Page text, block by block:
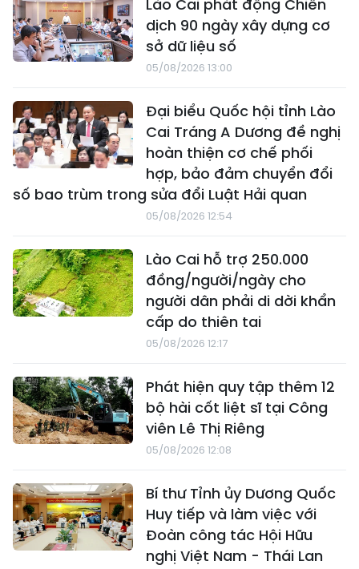
Lào Cai phát động Chiến
dịch 90 ngày xây dựng cơ
sở dữ liệu số
05/08/2026 13:00
Đại biểu Quốc hội tỉnh Lào
Cai Tráng A Dương đề nghị
hoàn thiện cơ chế phối
hợp, bảo đảm chuyển đổi
số bao trùm trong sửa đổi Luật Hải quan
05/08/2026 12:54
Lào Cai hỗ trợ 250.000
đồng/người/ngày cho
người dân phải di dời khẩn
cấp do thiên tai
05/08/2026 12:17
Phát hiện quy tập thêm 12
bộ hài cốt liệt sĩ tại Công
viên Lê Thị Riêng
05/08/2026 12:08
Bí thư Tỉnh ủy Dương Quốc
Huy tiếp và làm việc với
Đoàn công tác Hội Hữu
nghị Việt Nam - Thái Lan